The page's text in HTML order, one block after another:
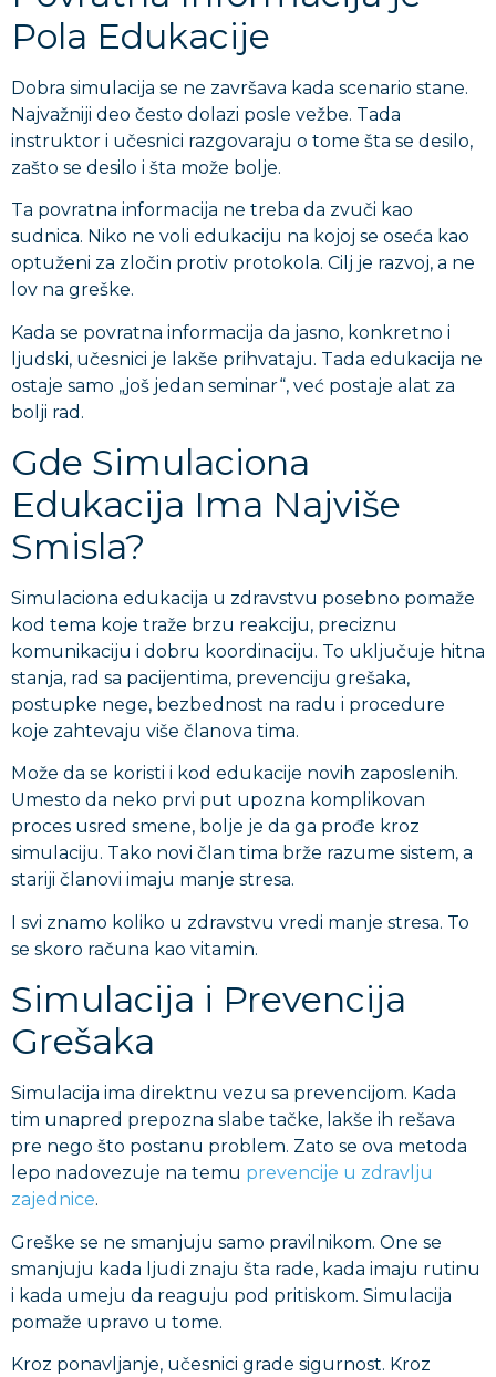
Pola Edukacije
Dobra simulacija se ne završava kada scenario stane.
Najvažniji deo često dolazi posle vežbe. Tada
instruktor i učesnici razgovaraju o tome šta se desilo,
zašto se desilo i šta može bolje.
Ta povratna informacija ne treba da zvuči kao
sudnica. Niko ne voli edukaciju na kojoj se oseća kao
optuženi za zločin protiv protokola. Cilj je razvoj, a ne
lov na greške.
Kada se povratna informacija da jasno, konkretno i
ljudski, učesnici je lakše prihvataju. Tada edukacija ne
ostaje samo „još jedan seminar“, već postaje alat za
bolji rad.
Gde Simulaciona
Edukacija Ima Najviše
Smisla?
Simulaciona edukacija u zdravstvu posebno pomaže
kod tema koje traže brzu reakciju, preciznu
komunikaciju i dobru koordinaciju. To uključuje hitna
stanja, rad sa pacijentima, prevenciju grešaka,
postupke nege, bezbednost na radu i procedure
koje zahtevaju više članova tima.
Može da se koristi i kod edukacije novih zaposlenih.
Umesto da neko prvi put upozna komplikovan
proces usred smene, bolje je da ga prođe kroz
simulaciju. Tako novi član tima brže razume sistem, a
stariji članovi imaju manje stresa.
I svi znamo koliko u zdravstvu vredi manje stresa. To
se skoro računa kao vitamin.
Simulacija i Prevencija
Grešaka
Simulacija ima direktnu vezu sa prevencijom. Kada
tim unapred prepozna slabe tačke, lakše ih rešava
pre nego što postanu problem. Zato se ova metoda
lepo nadovezuje na temu prevencije u zdravlju
zajednice.
Greške se ne smanjuju samo pravilnikom. One se
smanjuju kada ljudi znaju šta rade, kada imaju rutinu
i kada umeju da reaguju pod pritiskom. Simulacija
pomaže upravo u tome.
Kroz ponavljanje, učesnici grade sigurnost. Kroz